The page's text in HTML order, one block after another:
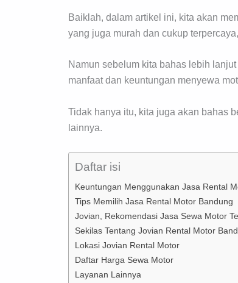
Baiklah, dalam artikel ini, kita akan
yang juga murah dan cukup
Namun sebelum kita bahas lebih
manfaat dan keuntungan menyewa
Tidak hanya itu, kita juga akan bahas
lainnya.
Daftar isi
Keuntungan Menggunakan Jasa Rental
Tips Memilih Jasa Rental Motor Bandung
Jovian, Rekomendasi Jasa Sewa Motor
Sekilas Tentang Jovian Rental Motor
Lokasi Jovian Rental Motor
Daftar Harga Sewa Motor
Layanan Lainnya